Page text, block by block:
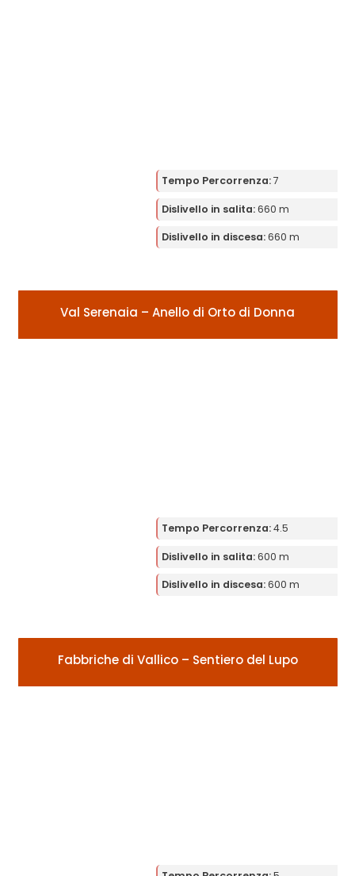
Tempo Percorrenza:7
Dislivello in salita:660 m
Dislivello in discesa:660 m
Val Serenaia – Anello di Orto di Donna
Tempo Percorrenza:4.5
Dislivello in salita:600 m
Dislivello in discesa:600 m
Fabbriche di Vallico – Sentiero del Lupo